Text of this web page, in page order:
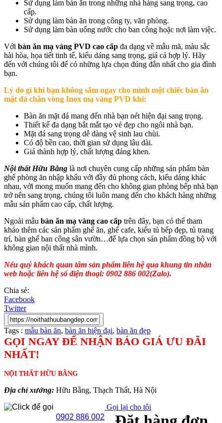
Sử dụng làm bàn ăn trong những nhà hàng sang trọng, cao
cấp.
Sử dụng làm bàn ăn trong công ty, văn phòng.
Sử dụng làm bàn uống nước cho ban công hoặc nơi làm việc.
Với bàn ăn mạ vàng PVD cao cấp đa dạng về mẫu mã, màu sắc
hài hòa, họa tiết tinh tế, kiểu dáng sang trọng, giá cả hợp lý. Hãy
đến với chúng tôi để có những lựa chọn đúng đắn nhất cho gia đình
bạn.
Lý do gì khi bạn không sắm ngay cho mình một chiếc bàn ăn
mặt đá chân vòng Inox mạ vàng PVD khi:
Bàn ăn mặt đá mang đến nhà bạn nét hiện đại sang trọng.
Thiết kế đa dạng bắt mắt tạo vẻ đẹp cho ngôi nhà bạn.
Mặt đá sang trọng dễ dàng vệ sinh lau chùi.
Có độ bền cao, thời gian sử dụng lâu dài.
Giá thành hợp lý, chất lượng đáng khen.
Nội thất Hữu Bằng là nơi chuyên cung cấp những sản phẩm bàn
ghế phòng ăn nhập khẩu với đầy đủ phong cách, kiểu dáng khác
nhau, với mong muốn mang đến cho không gian phòng bếp nhà bạn
trở nên sang trọng, chúng tôi luôn mang đến cho khách hàng những
mẫu sản phẩm cao cấp, chất lượng.
Ngoài mẫu bàn ăn mạ vàng cao cấp trên đây, bạn có thể tham
khảo thêm các sản phẩm ghế ăn, ghế cafe, kiểu tủ bếp đẹp, tủ trang
trí, bàn ghế ban công sân vườn…để lựa chọn sản phẩm đồng bộ với
không gian nội thất nhà mình.
Nếu quý khách quan tâm sản phẩm liên hệ qua khung tin nhắn
web hoặc liên hệ số điện thoại: 0902 886 002(Zalo).
Chia sẻ:
Facebook
Twitter
Tags : mẫu bàn ăn, bàn ăn hiện đại, bàn ăn đẹp
GỌI NGAY ĐỂ NHẬN BÁO GIÁ ƯU ĐÃI
NHẤT!
NỘI THẤT HỮU BẰNG
Địa chỉ xưởng: Hữu Bằng, Thạch Thất, Hà Nội
0902 886 002
Gọi lại cho tôi